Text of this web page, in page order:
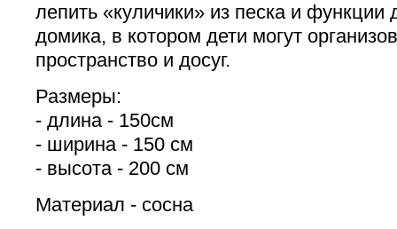
лепить «куличики» из песка и функции
домика, в котором дети могут
пространство и досуг.
Размеры:
- длина - 150см
- ширина - 150 см
- высота - 200 см
Материал - сосна